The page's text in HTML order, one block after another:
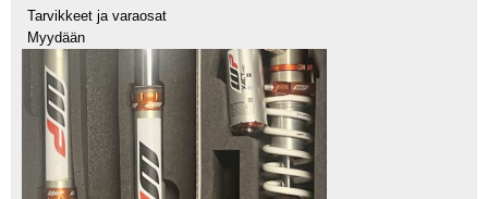
Tarvikkeet ja varaosat
Myydään